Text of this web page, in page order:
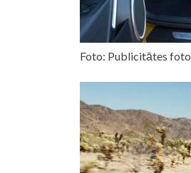
Foto: Publicitātes foto